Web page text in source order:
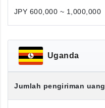
JPY 600,000 ~ 1,000,000
Uganda
Jumlah pengiriman uang